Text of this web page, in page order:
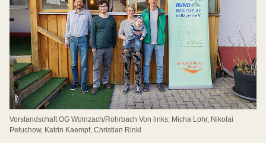
Vorstandschaft OG Wolnzach/Rohrbach Von links: Micha Lohr, Nikolai
Petuchow, Katrin Kaempf, Christian Rinkl